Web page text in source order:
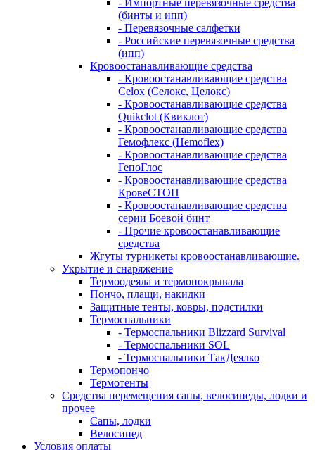
- Импортные перевязочные средства
(бинты и ипп)
- Перевязочные салфетки
- Российские перевязочные средства
(ипп)
Кровоостанавливающие средства
- Кровоостанавливающие средства
Celox (Селокс, Целокс)
- Кровоостанавливающие средства
Quikclot (Квиклот)
- Кровоостанавливающие средства
Гемофлекс (Hemoflex)
- Кровоостанавливающие средства
ГепоГлос
- Кровоостанавливающие средства
КровеСТОП
- Кровоостанавливающие средства
серии Боевой бинт
- Прочие кровоостанавливающие
средства
Жгуты турникеты кровоостанавливающие.
Укрытие и снаряжение
Термоодеяла и термопокрывала
Пончо, плащи, накидки
Защитные тенты, ковры, подстилки
Термоспальники
- Термоспальники Blizzard Survival
- Термоспальники SOL
- Термоспальники ТакДеялко
Термопончо
Термотенты
Средства перемещения сапы, велосипеды, лодки и
прочее
Сапы, лодки
Велосипед
Условия оплаты